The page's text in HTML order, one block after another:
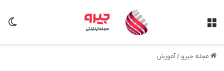
مجله جیرو /آموزش